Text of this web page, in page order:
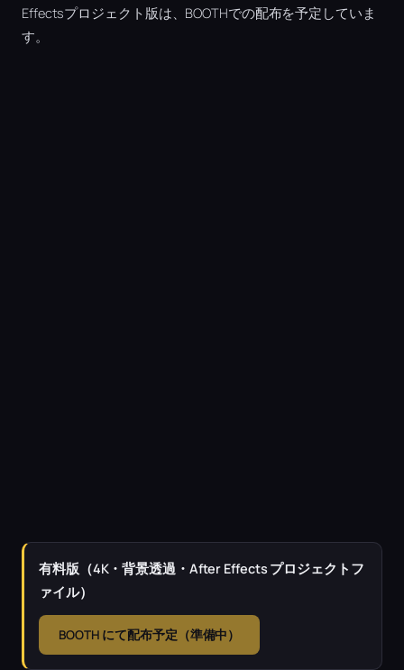
Effectsプロジェクト版は、BOOTHでの配布を予定していま
す。
有料版（4K・背景透過・After Effects プロジェクトフ
ァイル）
BOOTH にて配布予定（準備中）